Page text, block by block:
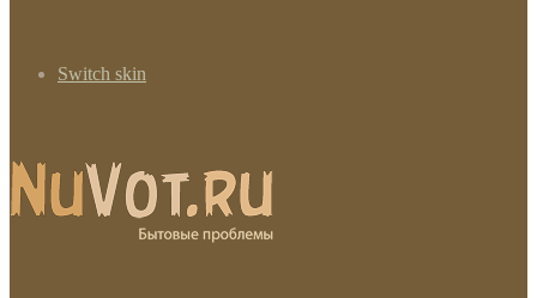
Switch skin